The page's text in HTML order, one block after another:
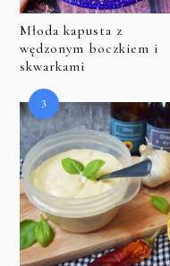
Młoda kapusta z
wędzonym boczkiem i
skwarkami